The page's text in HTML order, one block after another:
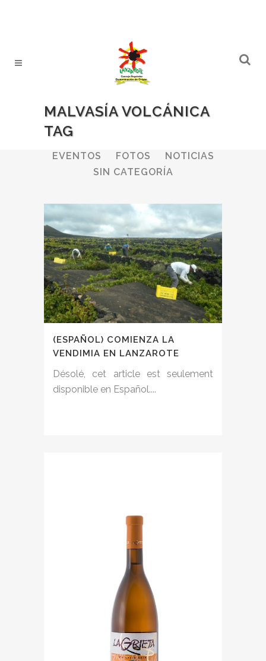
MALVASÍA VOLCÁNICA
TAG
ALL
EVENTOS
FOTOS
NOTICIAS
SIN CATEGORÍA
(ESPAÑOL) COMIENZA LA
VENDIMIA EN LANZAROTE
Désolé, cet article est seulement
disponible en Español....